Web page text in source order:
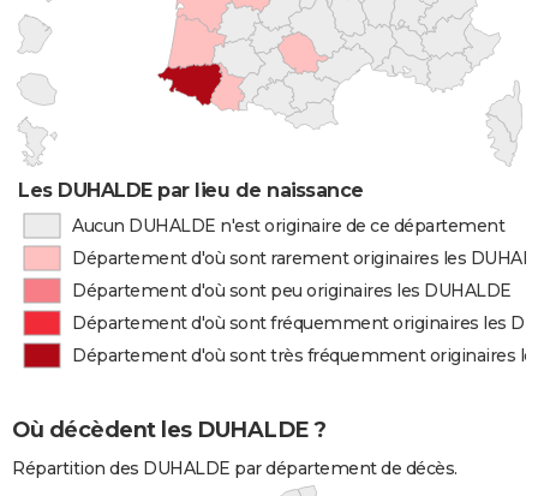
Les DUHALDE par lieu de naissance
Aucun DUHALDE n'est originaire de ce département
Département d'où sont rarement originaires les
Département d'où sont peu originaires les DUHALDE
Département d'où sont fréquemment originaires les
Département d'où sont très fréquemment originaires
Où décèdent les DUHALDE ?
Répartition des DUHALDE par département de décès.